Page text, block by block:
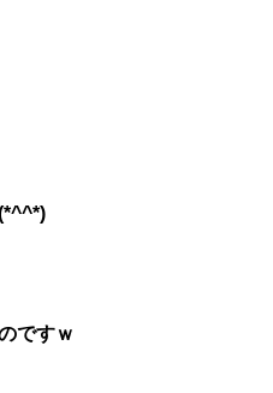
ですｗ